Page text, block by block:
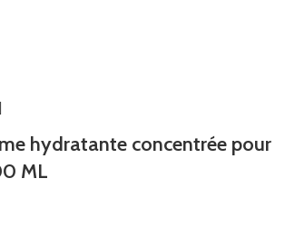
hydratante concentrée pour
ML